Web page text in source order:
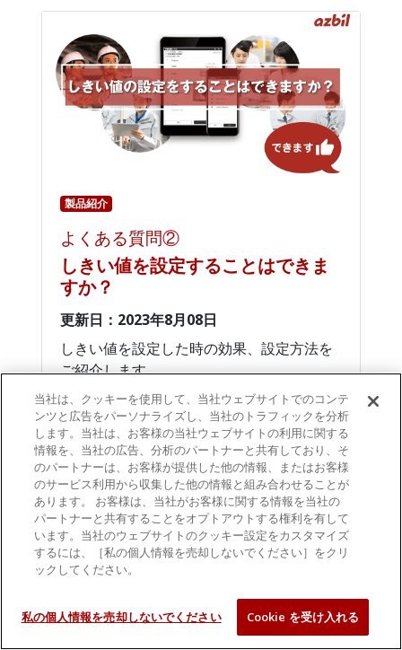
製品紹介
よくある質問②
しきい値を設定することはできま
すか？
更新日：2023年8月08日
しきい値を設定した時の効果、設定方法を
ご紹介します。
当社は、クッキーを使用して、当社ウェブサイトでのコンテ
ンツと広告をパーソナライズし、当社のトラフィックを分析
します。当社は、お客様の当社ウェブサイトの利用に関する
情報を、当社の広告、分析のパートナーと共有しており、そ
のパートナーは、お客様が提供した他の情報、またはお客様
のサービス利用から収集した他の情報と組み合わせることが
あります。 お客様は、当社がお客様に関する情報を当社の
パートナーと共有することをオプトアウトする権利を有して
います。当社のウェブサイトのクッキー設定をカスタマイズ
するには、［私の個人情報を売却しないでください］をクリ
ックしてください。
私の個人情報を売却しないでください Cookie を受け入れる